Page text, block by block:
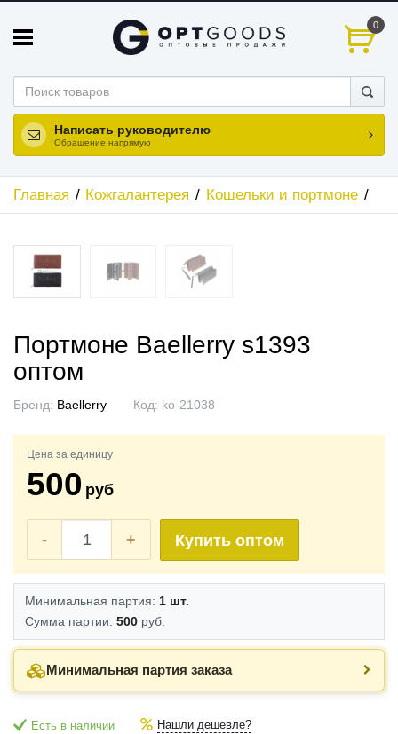
0
Написать руководителю
Обращение напрямую
Главная Кожгалантерея Кошельки и портмоне
Портмоне Baellerry s1393
оптом
Бренд: Baellerry Код: ko-21038
Цена за единицу
500 руб
- + Купить оптом
Минимальная партия: 1 шт.
Сумма партии: 500 руб.
Минимальная партия заказа
Есть в наличии Нашли дешевле?